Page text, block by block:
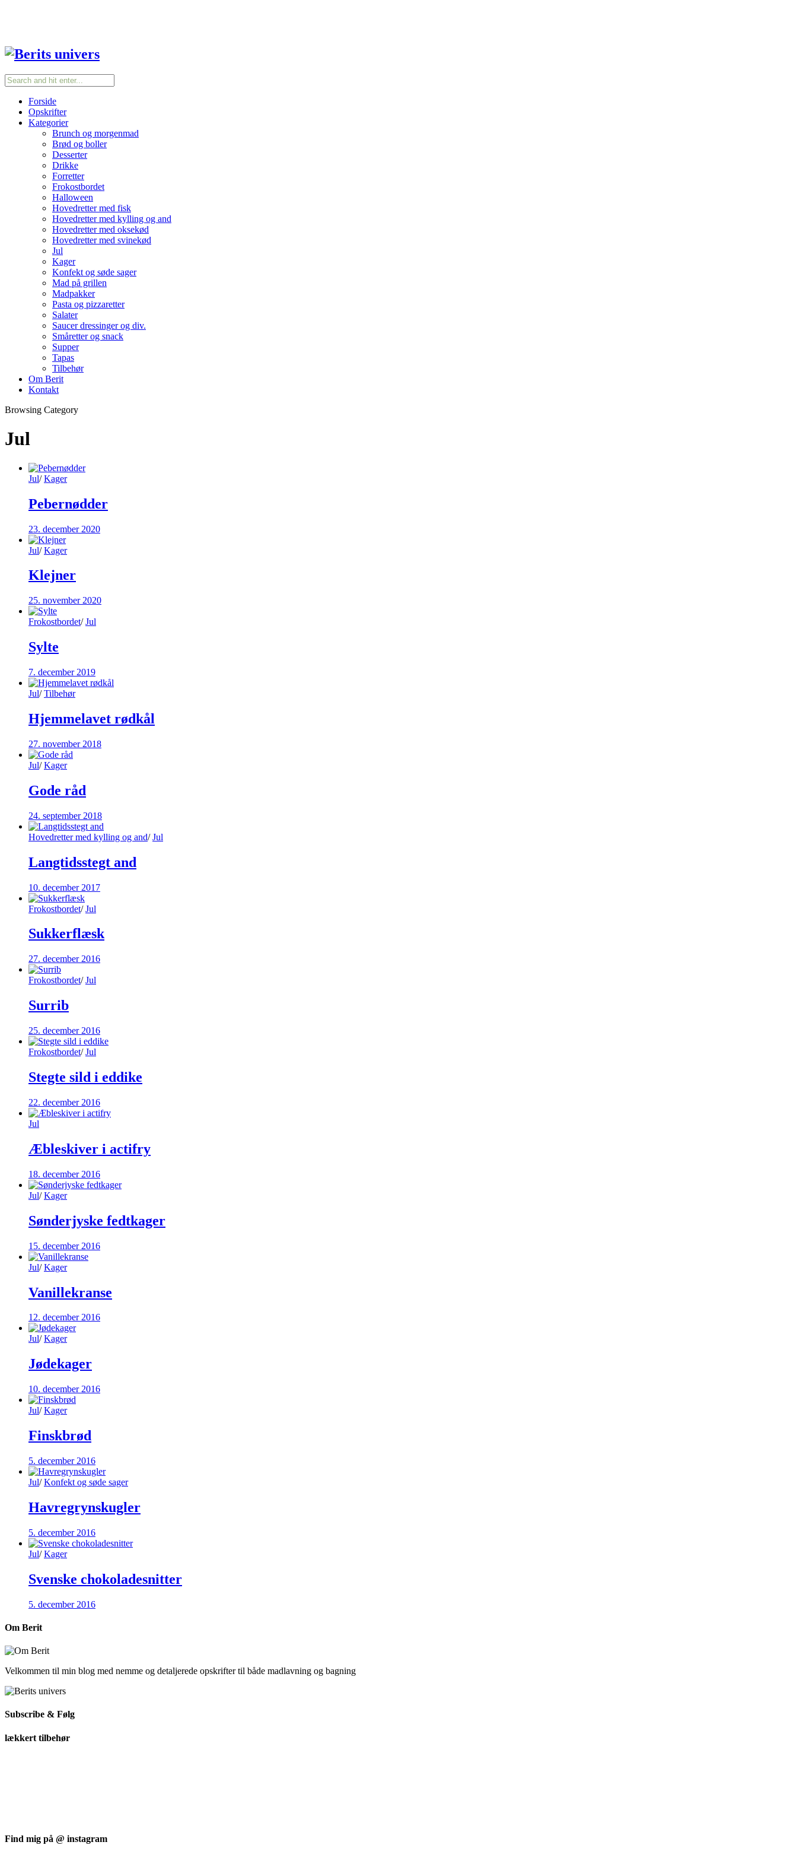
Forside
Opskrifter
Kategorier
Brunch og morgenmad
Brød og boller
Desserter
Drikke
Forretter
Frokostbordet
Halloween
Hovedretter med fisk
Hovedretter med kylling og and
Hovedretter med oksekød
Hovedretter med svinekød
Jul
Kager
Konfekt og søde sager
Mad på grillen
Madpakker
Pasta og pizzaretter
Salater
Saucer dressinger og div.
Småretter og snack
Supper
Tapas
Tilbehør
Om Berit
Kontakt
Browsing Category
Jul
Jul/ Kager
Pebernødder
23. december 2020
Jul/ Kager
Klejner
25. november 2020
Frokostbordet/ Jul
Sylte
7. december 2019
Jul/ Tilbehør
Hjemmelavet rødkål
27. november 2018
Jul/ Kager
Gode råd
24. september 2018
Hovedretter med kylling og and/ Jul
Langtidsstegt and
10. december 2017
Frokostbordet/ Jul
Sukkerflæsk
27. december 2016
Frokostbordet/ Jul
Surrib
25. december 2016
Frokostbordet/ Jul
Stegte sild i eddike
22. december 2016
Jul
Æbleskiver i actifry
18. december 2016
Jul/ Kager
Sønderjyske fedtkager
15. december 2016
Jul/ Kager
Vanillekranse
12. december 2016
Jul/ Kager
Jødekager
10. december 2016
Jul/ Kager
Finskbrød
5. december 2016
Jul/ Konfekt og søde sager
Havregrynskugler
5. december 2016
Jul/ Kager
Svenske chokoladesnitter
5. december 2016
Om Berit
Velkommen til min blog med nemme og detaljerede opskrifter til både madlavning og bagning
Subscribe & Følg
lækkert tilbehør
Find mig på @ instagram